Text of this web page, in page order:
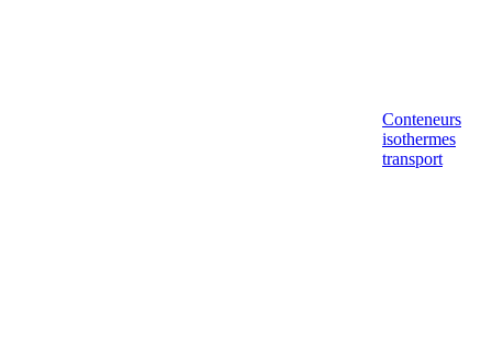
Conteneurs
isothermes
transport